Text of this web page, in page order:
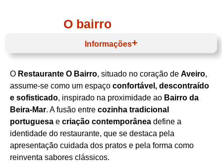
O bairro
O Restaurante O Bairro, situado no coração de Aveiro,
assume‑se como um espaço confortável, descontraído
e sofisticado, inspirado na proximidade ao Bairro da
Beira‑Mar. A fusão entre cozinha tradicional
portuguesa e criação contemporânea define a
identidade do restaurante, que se destaca pela
apresentação cuidada dos pratos e pela forma como
reinventa sabores clássicos.
Informações
Horário de funcionamento